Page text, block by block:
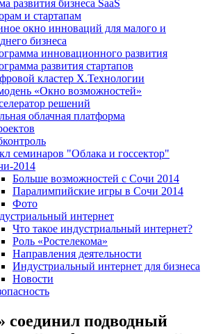
развития бизнеса SaaS
и стартапам
окно инноваций для малого и
бизнеса
инновационного развития
развития стартапов
кластер X.Технологии
«Окно возможностей»
решений
облачная платформа
семинаров "Облака и госсектор"
2014
Больше возможностей с Сочи 2014
Паралимпийские игры в Сочи 2014
Фото
интернет
Что такое индустриальный интернет?
Роль «Ростелекома»
Направления деятельности
Индустриальный интернет для бизнеса
Новости
соединил подводный